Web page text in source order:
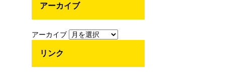
アーカイブ
アーカイブ
リンク